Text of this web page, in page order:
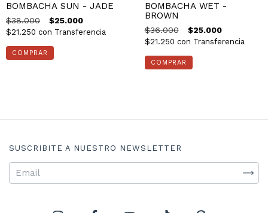
BOMBACHA SUN - JADE
$38.000 $25.000
$21.250 con Transferencia
COMPRAR
BOMBACHA WET -
BROWN
$36.000 $25.000
$21.250 con Transferencia
COMPRAR
SUSCRIBITE A NUESTRO NEWSLETTER